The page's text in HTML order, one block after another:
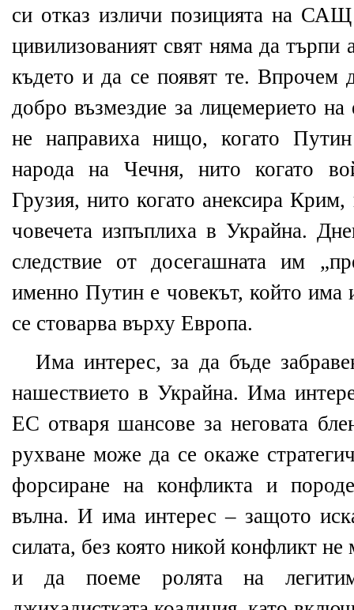
си отказ изличи позицията на САЩ
цивилизованият свят няма да търпи
където и да се появят те. Впрочем
добро възмездие за лицемерието на
не направиха нищо, когато
народа на Чечня, нито когато
Грузия, нито когато анексира Крим,
човечета изпъплиха в Украйна.
следствие от досегашната им
именно Путин е човекът, който има
се стоварва върху Европа.
Има интерес, за да бъде
нашествието в Украйна. Има
ЕС отваря шансове за неговата
рухване може да се окаже
форсиране на конфликта и
вълна. И има интерес – защото
силата, без която никой конфликт
и да поеме ролята на